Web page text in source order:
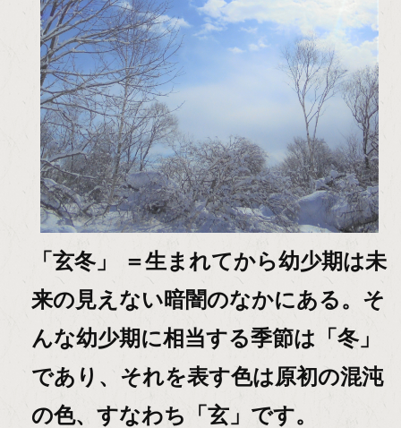
「玄冬」 ＝生まれてから幼少期は未
来の見えない暗闇のなかにある。そ
んな幼少期に相当する季節は「冬」
であり、それを表す色は原初の混沌
の色、すなわち「玄」です。